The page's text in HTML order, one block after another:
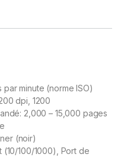
minute (norme ISO)
dpi, 1200
2,000 – 15,000 pages
(noir)
(10/100/1000), Port de